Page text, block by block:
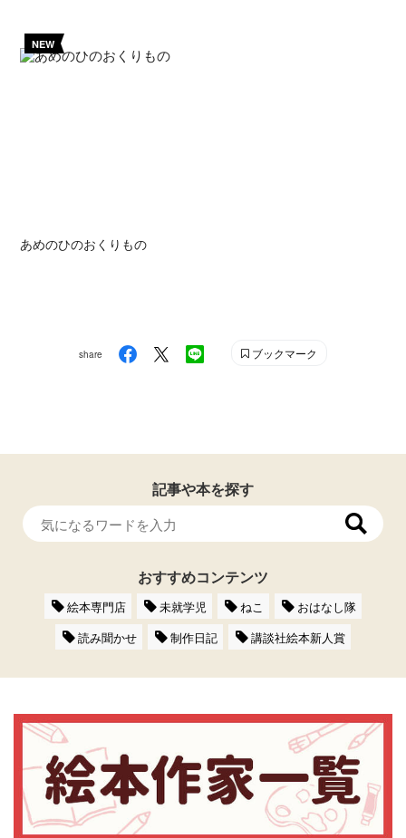
NEW
あめのひのおくりもの
share ブックマーク
記事や本を探す
おすすめコンテンツ
絵本専門店 未就学児 ねこ
おはなし隊
読み聞かせ
制作日記 講談社絵本新人賞